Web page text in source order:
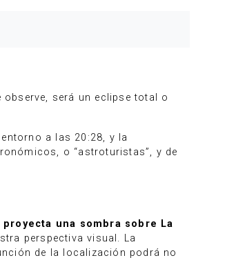
será un eclipse total o
a las 20:28, y la
o “astroturistas”, y de
proyecta una sombra sobre La
perspectiva visual. La
de la localización podrá no